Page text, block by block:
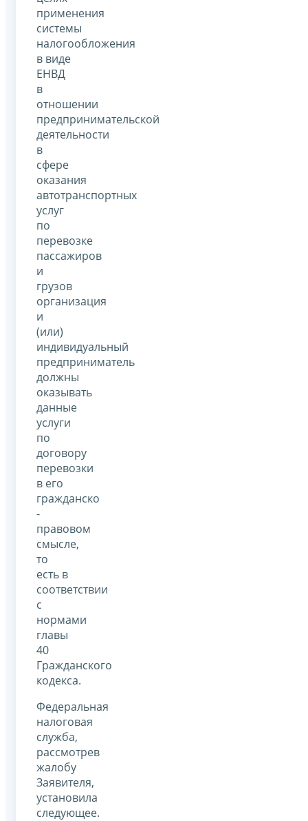
применения
системы
налогообложения
в виде
ЕНВД
в
отношении
предпринимательской
деятельности
в
сфере
оказания
автотранспортных
услуг
по
перевозке
пассажиров
и
грузов
организация
и
(или)
индивидуальный
предприниматель
должны
оказывать
данные
услуги
по
договору
перевозки
в его
гражданско
-
правовом
смысле,
то
есть в
соответствии
с
нормами
главы
40
Гражданского
кодекса.
Федеральная
налоговая
служба,
рассмотрев
жалобу
Заявителя,
установила
следующее.